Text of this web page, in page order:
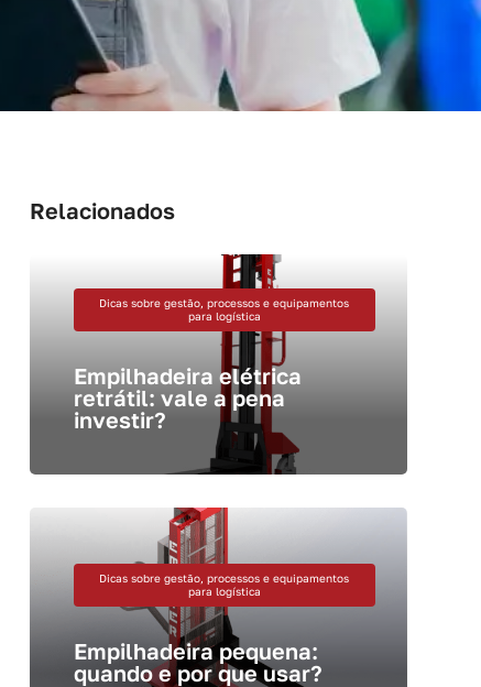
Relacionados
Dicas sobre gestão, processos e equipamentos
para logística
Empilhadeira elétrica
retrátil: vale a pena
investir?
Dicas sobre gestão, processos e equipamentos
para logística
Empilhadeira pequena:
quando e por que usar?